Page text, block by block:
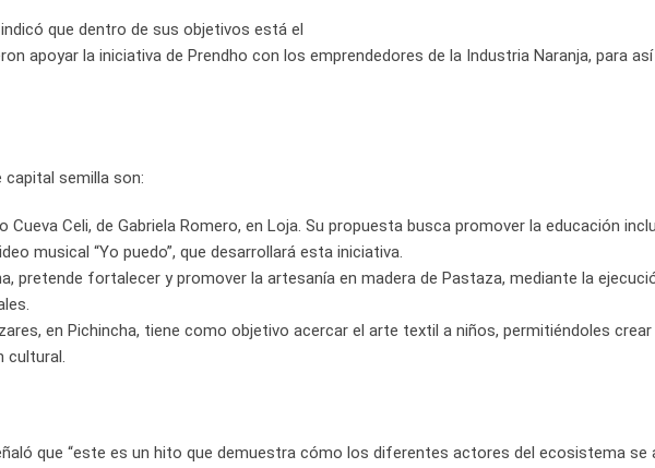
que dentro de sus objetivos está el
apoyar la iniciativa de Prendho con los emprendedores de la Industria Naranja, para
semilla son:
Celi, de Gabriela Romero, en Loja. Su propuesta busca promover la educación
musical “Yo puedo”, que desarrollará esta iniciativa.
pretende fortalecer y promover la artesanía en madera de Pastaza, mediante la
en Pichincha, tiene como objetivo acercar el arte textil a niños, permitiéndoles
cultural.
que “este es un hito que demuestra cómo los diferentes actores del ecosistema se